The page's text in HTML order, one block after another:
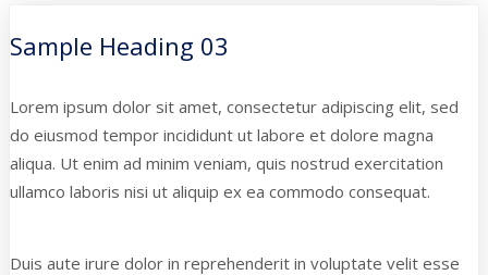
Sample Heading 03
Lorem ipsum dolor sit amet, consectetur adipiscing elit, sed
do eiusmod tempor incididunt ut labore et dolore magna
aliqua. Ut enim ad minim veniam, quis nostrud exercitation
ullamco laboris nisi ut aliquip ex ea commodo consequat.
Duis aute irure dolor in reprehenderit in voluptate velit esse